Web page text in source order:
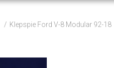
Klepspie Ford V-8 Modular 92-18